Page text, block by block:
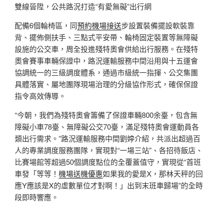
雙線晉陞，公共路況打造“有愛無礙”出行網
配備6個輪椅區，同預約機場接送步設置裝備擺設軟裝靠
背、擺佈側扶手、三點式平安帶、輪椅固定裝置等無障礙
設施的公交車，周全投進殘特奧會供給出行服務。在殘特
奧會賽事車輛保證中，路況運輸服務中間沿用與十五運會
協調統一的三級調度體系，通過市級統一指揮、公交集團
具體落實、屬地團隊現場治理的分級協作形式，確保保證
指令高效傳導。
“今朝，我們為殘特奧會籌備了保證車輛800余臺，包含無
障礙小車78臺、無障礙公交70臺，滿足殘特奧會運動員各
類出行需求。”路況運輸服務中間劉婷介紹，共派出超過百
人的專業調度服務團隊，實現對“一場三站”、各招待飯店、
比賽場館等超過50個調度點位的全覆蓋值守，實現從“首班
車發「等等！ 機場送機優惠如果我的愛是X，那林天秤的回
應Y應該是X的虛數單位才對啊！」出到末班車歸場”的全時
段即時響應。